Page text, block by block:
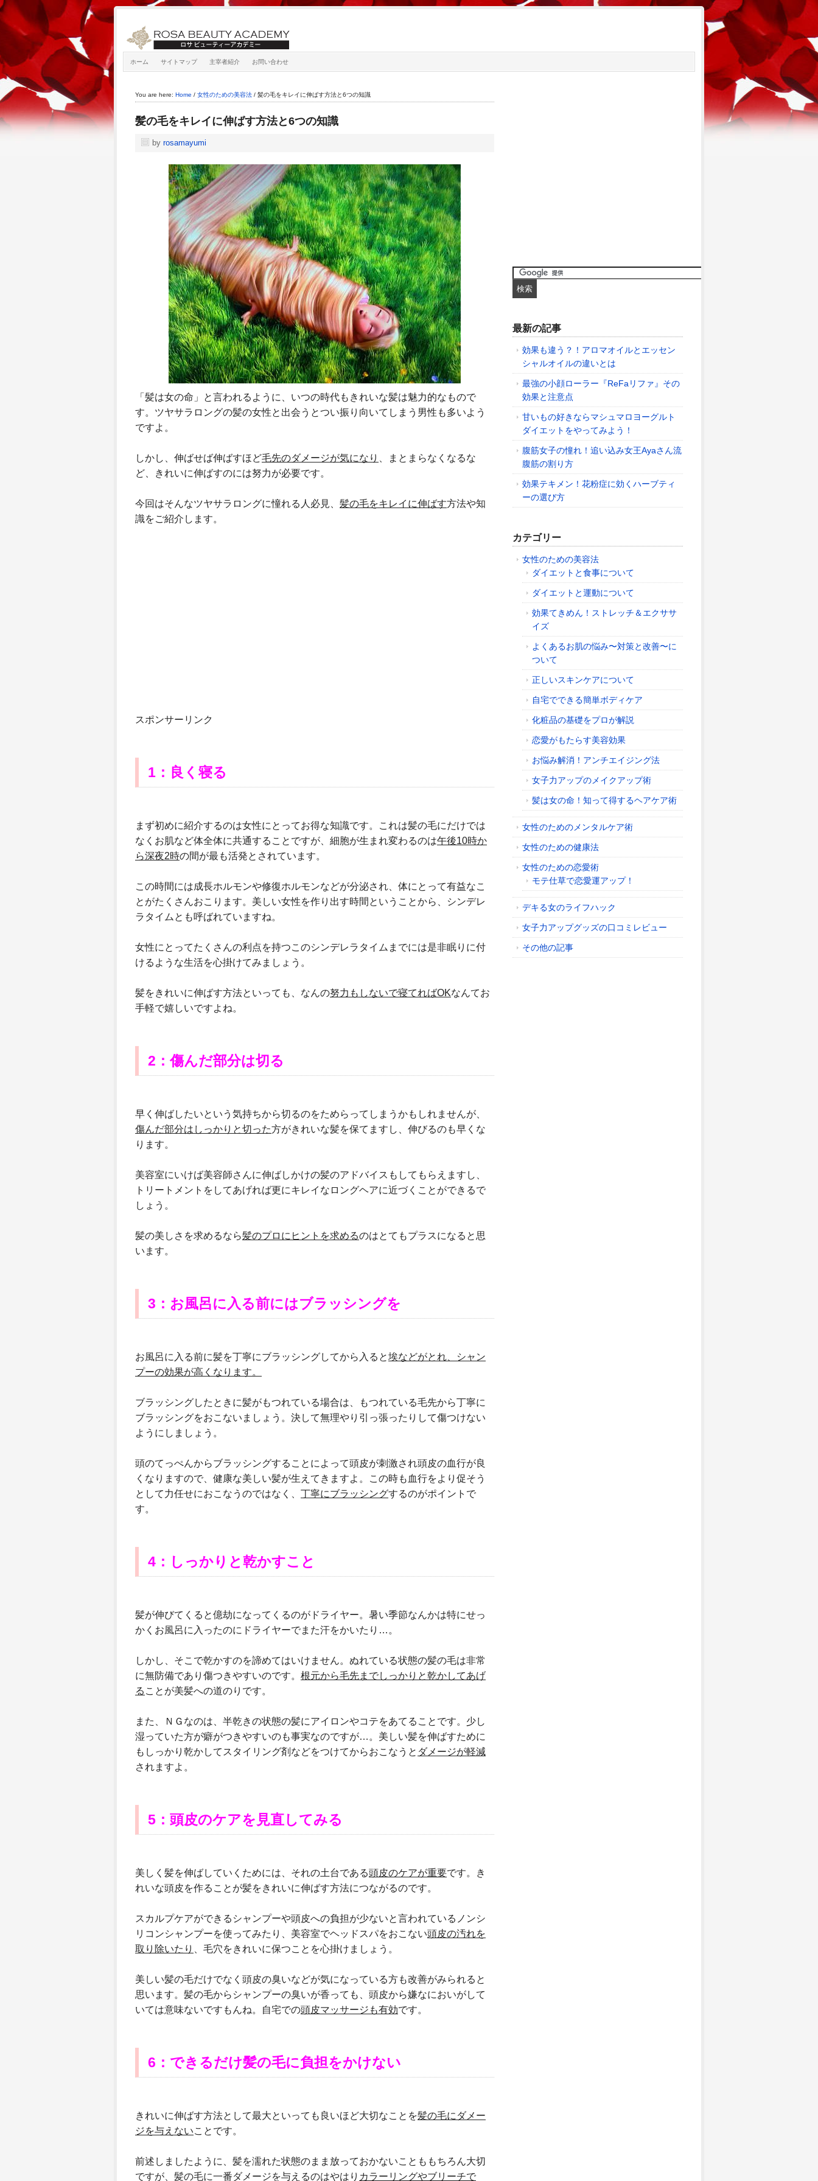
ホーム サイトマップ 主宰者紹介 お問い合わせ
You are here: Home / 女性のための美容法 / 髪の毛をキレイに伸ばす方法と6つの知識
髪の毛をキレイに伸ばす方法と6つの知識
by rosamayumi
「髪は女の命」と言われるように、いつの時代もきれいな髪は魅力的なもので
す。ツヤサラロングの髪の女性と出会うとつい振り向いてしまう男性も多いよう
ですよ。
しかし、伸ばせば伸ばすほど毛先のダメージが気になり
、まとまらなくなるな
ど、きれいに伸ばすのには努力が必要です。
今回はそんなツヤサラロングに憧れる人必見、 髪の毛をキレイに伸ばす方法や知
識をご紹介します。
スポンサーリンク
1 ：良く寝る
まず初めに紹介するのは女性にとってお得な知識です。これは髪の毛にだけでは
なくお肌など体全体に共通することですが、細胞が生まれ変わるのは午後10時か
ら深夜2時の間が最も活発とされています。
この時間には成長ホルモンや修復ホルモンなどが分泌され、体にとって有益なこ
とがたくさんおこります。美しい女性を作り出す時間ということから、シンデレ
ラタイムとも呼ばれていますね。
女性にとってたくさんの利点を持つこのシンデレラタイムまでには是非眠りに付
けるような生活を心掛けてみましょう。
髪をきれいに伸ばす方法といっても、なんの努力もしないで寝てればOKなんてお
手軽で嬉しいですよね。
2 ：傷んだ部分は切る
早く伸ばしたいという気持ちから切るのをためらってしまうかもしれませんが、
傷んだ部分はしっかりと切った方がきれいな髪を保てますし、伸びるのも早くな
ります。
美容室にいけば美容師さんに伸ばしかけの髪のアドバイスもしてもらえますし、
トリートメントをしてあげれば更にキレイなロングヘアに近づくことができるで
しょう。
髪の美しさを求めるなら髪のプロにヒントを求めるのはとてもプラスになると思
います。
3 ：お風呂に入る前にはブラッシングを
お風呂に入る前に髪を丁寧にブラッシングしてから入ると埃などがとれ、シャン
プーの効果が高くなります。
ブラッシングしたときに髪がもつれている場合は、もつれている毛先から丁寧に
ブラッシングをおこないましょう。決して無理やり引っ張ったりして傷つけない
ようにしましょう。
頭のてっぺんからブラッシングすることによって頭皮が刺激され頭皮の血行が良
くなりますので、健康な美しい髪が生えてきますよ。この時も血行をより促そう
として力任せにおこなうのではなく、 丁寧にブラッシングするのがポイントで
す。
4 ：しっかりと乾かすこと
髪が伸びてくると億劫になってくるのがドライヤー。暑い季節なんかは特にせっ
かくお風呂に入ったのにドライヤーでまた汗をかいたり…。
しかし、そこで乾かすのを諦めてはいけません。ぬれている状態の髪の毛は非常
に無防備であり傷つきやすいのです。 根元から毛先までしっかりと乾かしてあげ
る ことが美髪への道のりです。
また、ＮＧなのは、半乾きの状態の髪にアイロンやコテをあてることです。少し
湿っていた方が癖がつきやすいのも事実なのですが…。美しい髪を伸ばすために
もしっかり乾かしてスタイリング剤などをつけてからおこなうと ダメージが軽減
されますよ。
5 ：頭皮のケアを見直してみる
美しく髪を伸ばしていくためには、それの土台である頭皮のケアが重要です。き
れいな頭皮を作ることが髪をきれいに伸ばす方法につながるのです。
スカルプケアができるシャンプーや頭皮への負担が少ないと言われているノンシ
リコンシャンプーを使ってみたり、美容室でヘッドスパをおこない頭皮の汚れを
取り除いたり
、毛穴をきれいに保つことを心掛けましょう。
美しい髪の毛だけでなく頭皮の臭いなどが気になっている方も改善がみられると
思います。髪の毛からシャンプーの臭いが香っても、頭皮から嫌なにおいがして
いては意味ないですもんね。自宅での頭皮マッサージも有効です。
6 ：できるだけ髪の毛に負担をかけない
きれいに伸ばす方法として最大といっても良いほど大切なことを髪の毛にダメー
ジを与えないことです。
前述しましたように、髪を濡れた状態のまま放っておかないことももちろん大切
ですが、髪の毛に一番ダメージを与えるのはやはり カラーリングやブリーチで
最新の記事
効果も違う？！アロマオイルとエッセン
シャルオイルの違いとは
最強の小顔ローラー『ReFaリファ』その
効果と注意点
甘いもの好きならマシュマロヨーグルト
ダイエットをやってみよう！
腹筋女子の憧れ！追い込み女王Ayaさん流
腹筋の割り方
効果テキメン！花粉症に効くハーブティ
ーの選び方
カテゴリー
女性のための美容法
ダイエットと食事について
ダイエットと運動について
効果てきめん！ストレッチ＆エクササ
イズ
よくあるお肌の悩み〜対策と改善〜に
ついて
正しいスキンケアについて
自宅でできる簡単ボディケア
化粧品の基礎をプロが解説
恋愛がもたらす美容効果
お悩み解消！アンチエイジング法
女子力アップのメイクアップ術
髪は女の命！知って得するヘアケア術
女性のためのメンタルケア術
女性のための健康法
女性のための恋愛術
モテ仕草で恋愛運アップ！
デキる女のライフハック
女子力アップグッズの口コミレビュー
その他の記事